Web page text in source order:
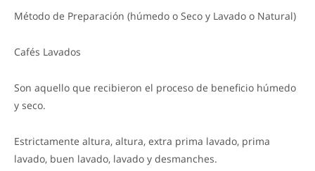
Método de Preparación (húmedo o Seco y Lavado o Natural)
Cafés Lavados
Son aquello que recibieron el proceso de beneficio húmedo
y seco.
Estrictamente altura, altura, extra prima lavado, prima
lavado, buen lavado, lavado y desmanches.